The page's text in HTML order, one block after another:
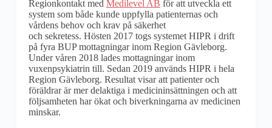
Regionkontakt med Medilevel AB för att utveckla ett
system som både kunde uppfylla patienternas och
vårdens behov och krav på säkerhet
och sekretess. Hösten 2017 togs systemet HIPR i drift
på fyra BUP mottagningar inom Region Gävleborg.
Under våren 2018 lades mottagningar inom
vuxenpsykiatrin till. Sedan 2019 används HIPR i hela
Region Gävleborg. Resultat visar att patienter och
föräldrar är mer delaktiga i medicininsättningen och att
följsamheten har ökat och biverkningarna av medicinen
minskar.